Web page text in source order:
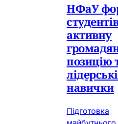
НФаУ
активну
позицію
лідерські
навички
Підготовка